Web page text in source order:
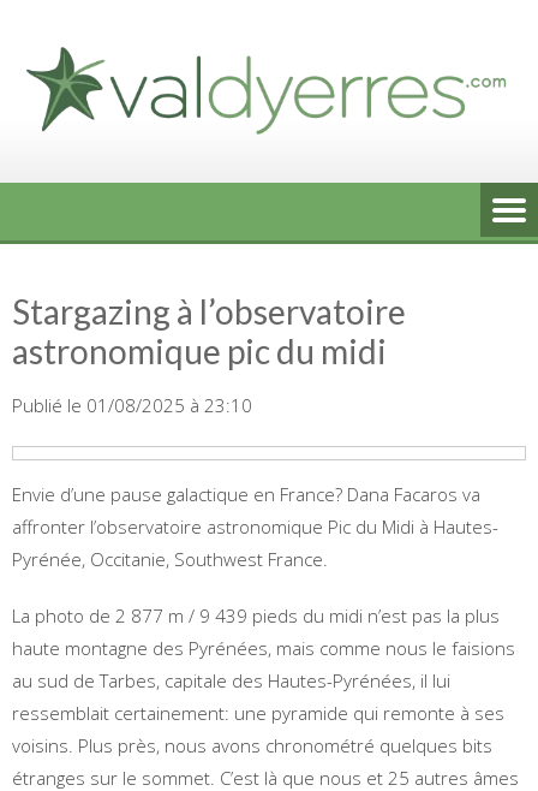
content
Stargazing à l’observatoire
astronomique pic du midi
Publié le 01/08/2025 à 23:10
Envie d’une pause galactique en France? Dana Facaros va
affronter l’observatoire astronomique Pic du Midi à Hautes-
Pyrénée, Occitanie, Southwest France.
La photo de 2 877 m / 9 439 pieds du midi n’est pas la plus
haute montagne des Pyrénées, mais comme nous le faisions
au sud de Tarbes, capitale des Hautes-Pyrénées, il lui
ressemblait certainement: une pyramide qui remonte à ses
voisins. Plus près, nous avons chronométré quelques bits
étranges sur le sommet. C’est là que nous et 25 autres âmes